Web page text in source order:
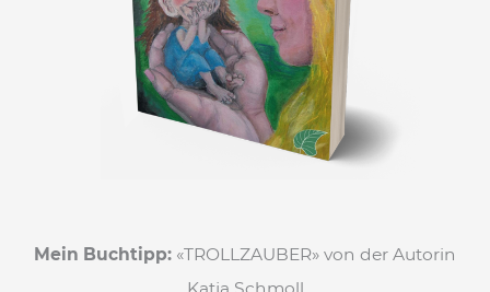
Mein Buchtipp: «TROLLZAUBER» von der Autorin